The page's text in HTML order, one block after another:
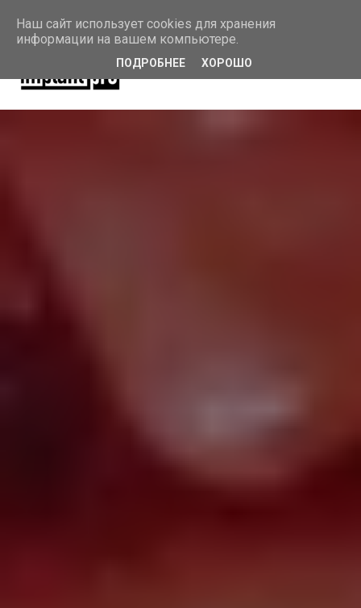
Наш сайт использует cookies для хранения
информации на вашем компьютере.
ПОДРОБНЕЕ ХОРОШО